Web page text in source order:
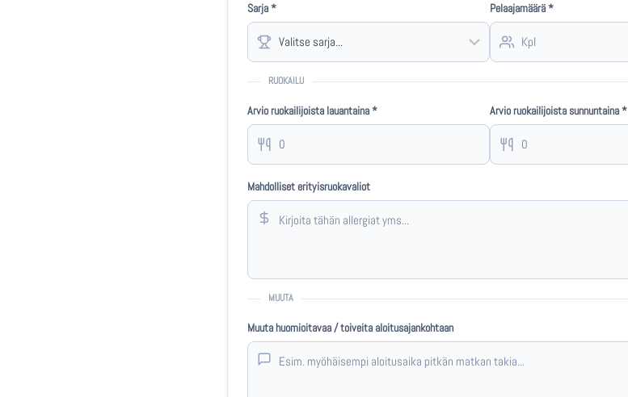
Sarja * Pelaajamäärä *
RUOKAILU
Arvio ruokailijoista lauantaina * Arvio ruokailijoista sunnuntaina *
Mahdolliset erityisruokavaliot
MUUTA
Muuta huomioitavaa / toiveita aloitusajankohtaan